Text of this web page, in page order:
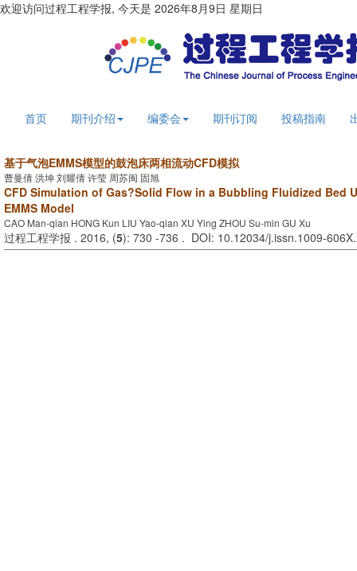
欢迎访问过程工程学报, 今天是 2026年8月9日 星期日
首页 期刊介绍 编委会 期刊订阅 投稿指南
基于气泡EMMS模型的鼓泡床两相流动CFD模拟
曹曼倩 洪坤 刘耀倩 许莹 周苏闽 固旭
CFD Simulation of Gas?Solid Flow in a Bubbling Fluidized Bed
EMMS Model
CAO Man-qian HONG Kun LIU Yao-qian XU Ying ZHOU Su-min GU Xu
过程工程学报 . 2016, (5): 730 -736 . DOI: 10.12034/j.issn.1009-